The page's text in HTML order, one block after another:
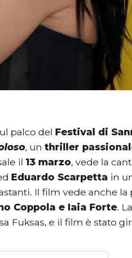
palco del Festival di
, unthriller
il13 marzo, vede la
Eduardo Scarpetta in
Il film vede anche la
Coppola e Iaia Forte.
Fuksas, e il film è stato